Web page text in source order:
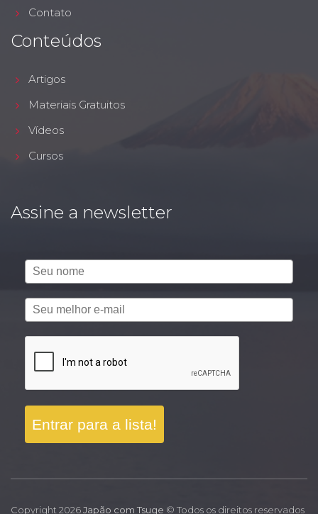
Contato
Conteúdos
Artigos
Materiais Gratuitos
Vídeos
Cursos
Assine a newsletter
Entrar para a lista!
Copyright 2026Japão com Tsuge © Todos os direitos reservados